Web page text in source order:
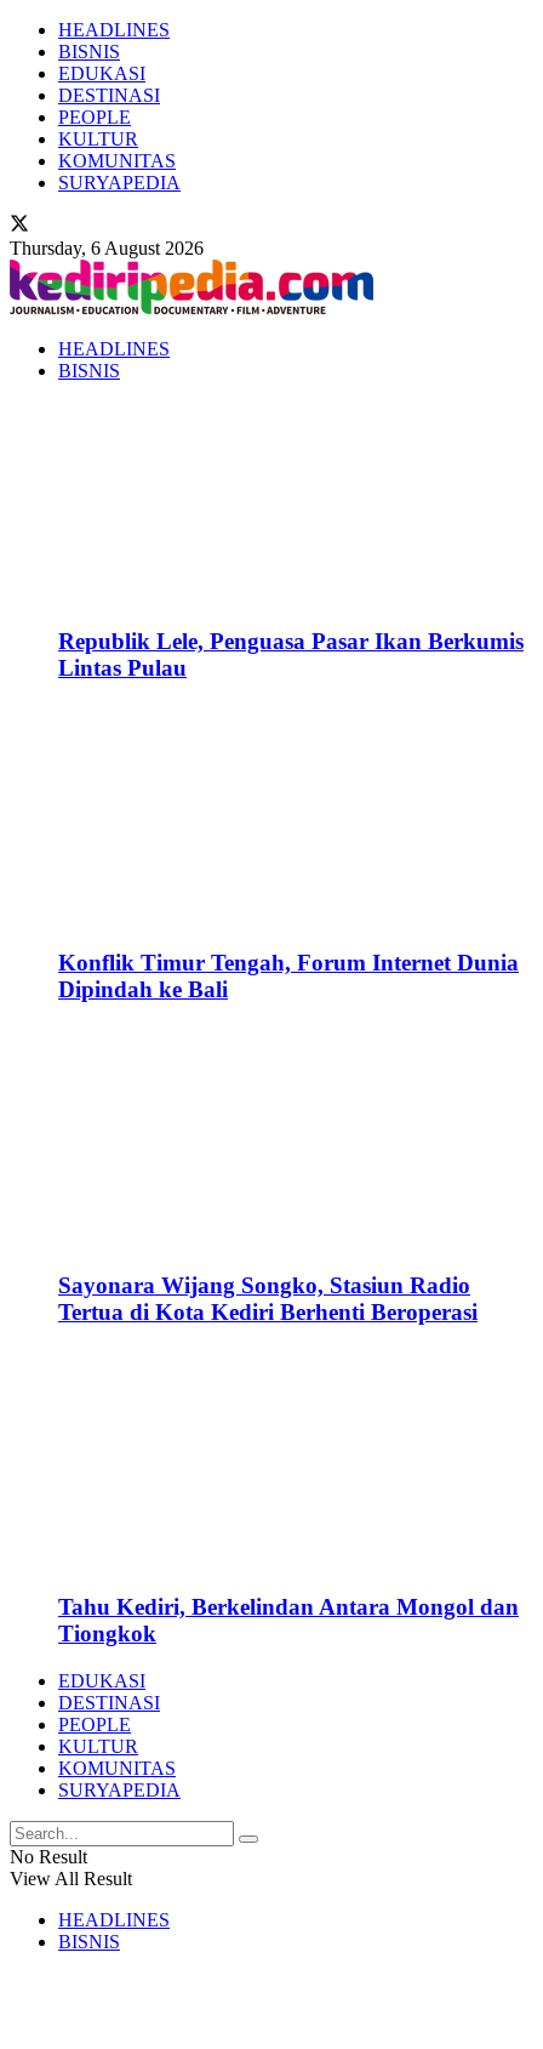
HEADLINES
BISNIS
EDUKASI
DESTINASI
PEOPLE
KULTUR
KOMUNITAS
SURYAPEDIA
Thursday, 6 August 2026
HEADLINES
BISNIS
Republik Lele, Penguasa Pasar Ikan Berkumis
Lintas Pulau
Konflik Timur Tengah, Forum Internet Dunia
Dipindah ke Bali
Sayonara Wijang Songko, Stasiun Radio
Tertua di Kota Kediri Berhenti Beroperasi
Tahu Kediri, Berkelindan Antara Mongol dan
Tiongkok
EDUKASI
DESTINASI
PEOPLE
KULTUR
KOMUNITAS
SURYAPEDIA
No Result
View All Result
HEADLINES
BISNIS